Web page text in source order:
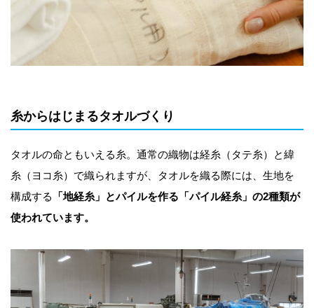
糸からはじまるタオルづくり
タオルの命ともいえる糸。通常の織物は経糸（タテ糸）と緯
糸（ヨコ糸）で織られますが、タオルを織る際には、生地を
構成する
「地経糸」とパイルを作る「パイル経糸」の2種類が
使われています。